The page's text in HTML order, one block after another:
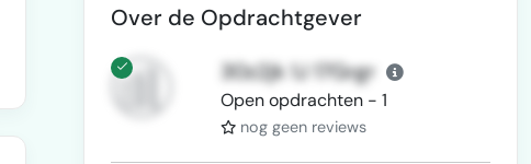
Over de Opdrachtgever
30z2jk 1J 17Grgr
Open opdrachten - 1
nog geen reviews